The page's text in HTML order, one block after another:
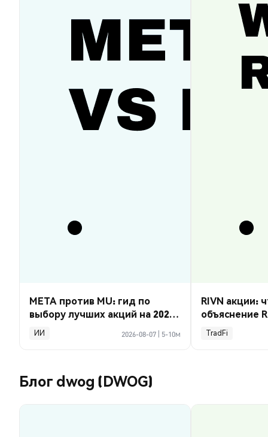
META против MU: гид по
выбору лучших акций на 2026
год
ИИ 2026-08-07 5-10м
RIVN акции:
объяснение
TradFi
Блог dwog (DWOG)